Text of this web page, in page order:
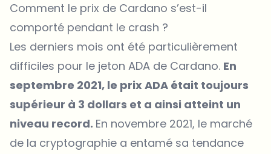
Comment le prix de Cardano s’est-il
comporté pendant le crash ?
Les derniers mois ont été particulièrement
difficiles pour le jeton ADA de Cardano. En
septembre 2021, le prix ADA était toujours
supérieur à 3 dollars et a ainsi atteint un
niveau record. En novembre 2021, le marché
de la cryptographie a entamé sa tendance